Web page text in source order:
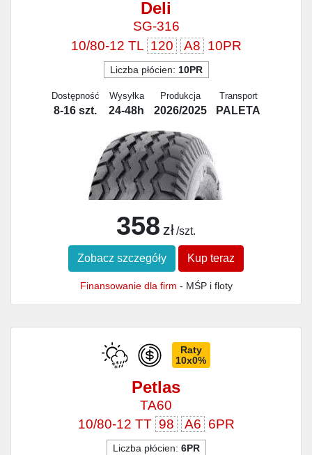
Deli
SG-316
10/80-12 TL 120 A8 10PR
Liczba płócien: 10PR
Dostępność
8-16 szt.
Wysyłka
24-48h
Produkcja
2026/2025
Transport
PALETA
358 zł /szt.
Zobacz szczegóły Kup teraz
Finansowanie dla firm - MŚP i floty
Raty
10x0%
Petlas
TA60
10/80-12 TT 98 A6 6PR
Liczba płócien: 6PR